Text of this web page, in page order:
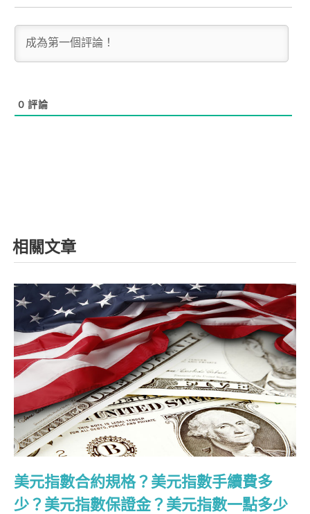
0 評論
相關文章
美元指數合約規格？美元指數手續費多
少？美元指數保證金？美元指數一點多少